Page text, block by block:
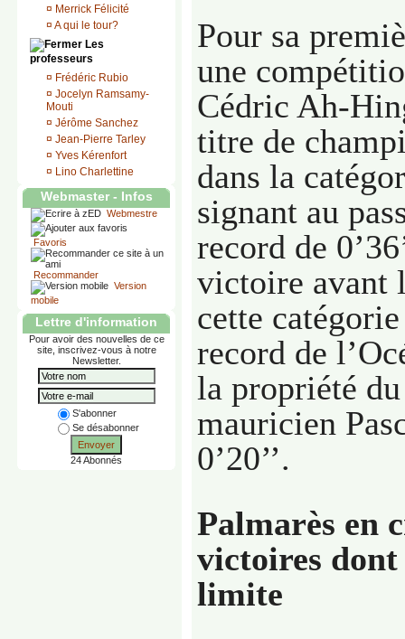
¤ Merrick Félicité
¤ A qui le tour?
Les
professeurs
¤ Frédéric Rubio
¤ Jocelyn Ramsamy-
Mouti
¤ Jérôme Sanchez
¤ Jean-Pierre Tarley
¤ Yves Kérenfort
¤ Lino Charlettine
Webmaster - Infos
Webmestre
Favoris
Recommander
Version
mobile
Lettre d'information
Pour avoir des nouvelles de ce
site, inscrivez-vous à notre
Newsletter.
S'abonner
Se désabonner
Envoyer
24 Abonnés
Pour sa
une
Cédric Ah-
titre de
dans la
signant au
record de
victoire avant
cette
record de
la propriété
mauricien
0’20’’.
Palmarès en
victoires
limite